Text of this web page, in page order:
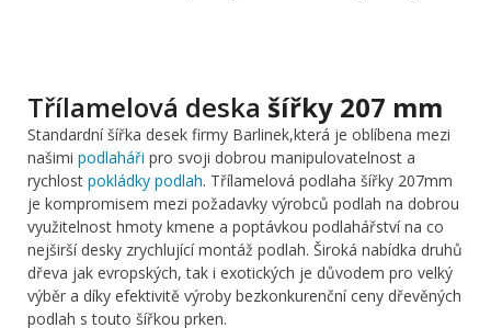
Třílamelová deska šířky 207 mm
Standardní šířka desek firmy Barlinek,která je oblíbena mezi
našimi podlaháři pro svoji dobrou manipulovatelnost a
rychlost pokládky podlah. Třílamelová podlaha šířky 207mm
je kompromisem mezi požadavky výrobců podlah na dobrou
využitelnost hmoty kmene a poptávkou podlahářství na co
nejširší desky zrychlující montáž podlah. Široká nabídka druhů
dřeva jak evropských, tak i exotických je důvodem pro velký
výběr a díky efektivitě výroby bezkonkurenční ceny dřevěných
podlah s touto šířkou prken.